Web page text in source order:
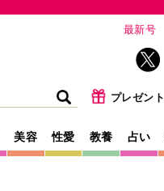
最新号
プレゼント
美容 性愛 教養 占い